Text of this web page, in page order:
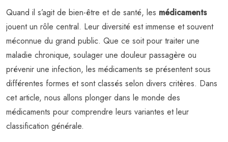
Quand il s’agit de bien-être et de santé, les médicaments
jouent un rôle central. Leur diversité est immense et souvent
méconnue du grand public. Que ce soit pour traiter une
maladie chronique, soulager une douleur passagère ou
prévenir une infection, les médicaments se présentent sous
différentes formes et sont classés selon divers critères. Dans
cet article, nous allons plonger dans le monde des
médicaments pour comprendre leurs variantes et leur
classification générale.